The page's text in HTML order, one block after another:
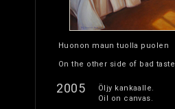
Huonon maun tuolla puolen
On the other side of bad taste
2005
Öljy kankaalle.
Oil on canvas.